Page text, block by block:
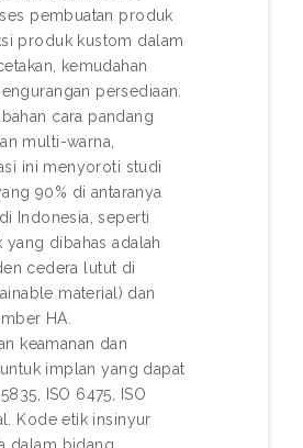
pembuatan produk
produk kustom dalam
kemudahan
persediaan.
cara pandang
multi-warna,
ini menyoroti studi
90% di antaranya
Indonesia, seperti
dibahas adalah
cedera lutut di
material) dan
HA.
keamanan dan
implan yang dapat
ISO 6475, ISO
Kode etik insinyur